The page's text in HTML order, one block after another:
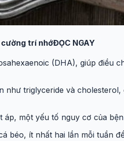
trí nhớĐỌC NGAY
(DHA), giúp
như triglyceride và cholesterol,
áp, một yếu tố nguy cơ của
béo, ít nhất hai lần mỗi tuần